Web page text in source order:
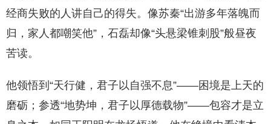
经商失败的人讲自己的得失。像苏秦“出游多年落魄而
归，家人都嘲笑他”，石磊却像“头悬梁锥刺股”般昼夜
苦读。
他领悟到“天行健，君子以自强不息”——困境是上天的
磨砺；参透“地势坤，君子以厚德载物”——包容才是立